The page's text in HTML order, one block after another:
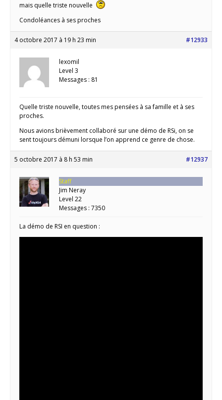
mais quelle triste nouvelle
Condoléances à ses proches
4 octobre 2017 à 19 h 23 min #12933
lexomil
Level 3
Messages : 81
Quelle triste nouvelle, toutes mes pensées à sa famille et à ses
proches.
Nous avions brièvement collaboré sur une démo de RSi, on se
sent toujours démuni lorsque l’on apprend ce genre de chose.
5 octobre 2017 à 8 h 53 min #12937
Staff
Jim Neray
Level 22
Messages : 7350
La démo de RSI en question :